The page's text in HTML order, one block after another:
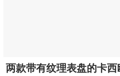
两款带有纹理表盘的卡